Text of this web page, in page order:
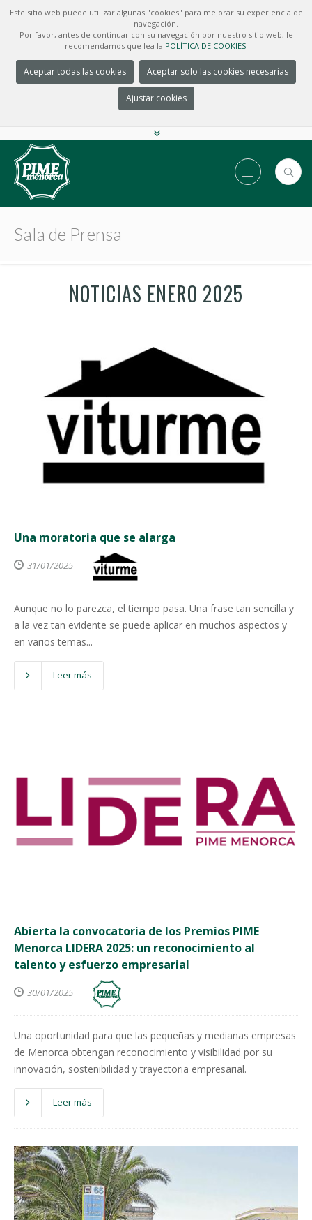
Este sitio web puede utilizar algunas "cookies" para mejorar su experiencia de
navegación.
Por favor, antes de continuar con su navegación por nuestro sitio web, le
recomendamos que lea la POLÍTICA DE COOKIES.
Aceptar todas las cookies Aceptar solo las cookies necesarias
Ajustar cookies
Sala de Prensa
NOTICIAS ENERO 2025
Una moratoria que se alarga
31/01/2025
Aunque no lo parezca, el tiempo pasa. Una frase tan sencilla y
a la vez tan evidente se puede aplicar en muchos aspectos y
en varios temas...
Leer más
Abierta la convocatoria de los Premios PIME
Menorca LIDERA 2025: un reconocimiento al
talento y esfuerzo empresarial
30/01/2025
Una oportunidad para que las pequeñas y medianas empresas
de Menorca obtengan reconocimiento y visibilidad por su
innovación, sostenibilidad y trayectoria empresarial.
Leer más